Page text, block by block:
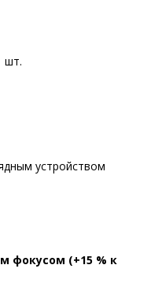
шт.
устройством
фокусом (+15 % к